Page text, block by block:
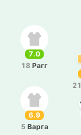
6.9
5 Варга
7.0
18 Рагг
21